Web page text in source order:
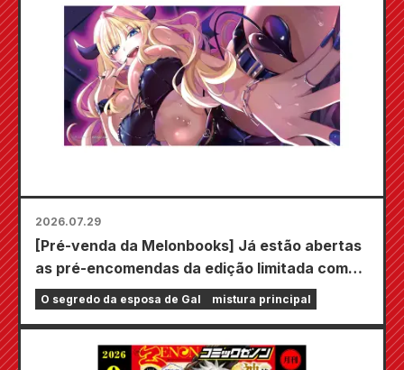
2026.07.29
[Pré-venda da Melonbooks] Já estão abertas
as pré-encomendas da edição limitada com
um tapete de jogo especial com uma
ilustração deslumbrante de Fuyuki Tojo
desenhada por Kudou! O volume 6 de "The
Secret of the Gal Bride" será lançado em 20
O segredo da esposa de Gal mistura principal